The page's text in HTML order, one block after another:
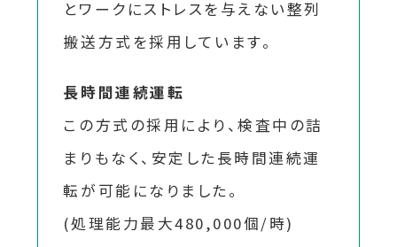
とワークにストレスを与えない整列
搬送方式を採用しています。
長時間連続運転
この方式の採用により、検査中の詰
まりもなく、安定した長時間連続運
転が可能になりました。
(処理能力最大480,000個/時)